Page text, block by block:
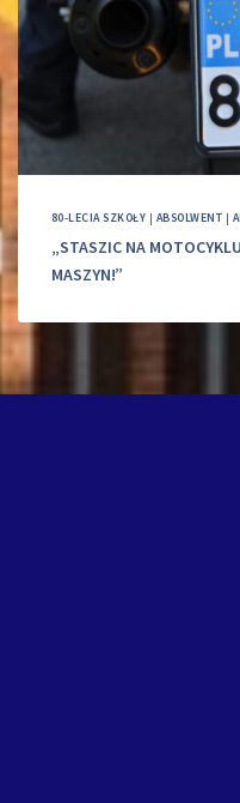
80-LECIA SZKOŁY | ABSOLWENT |
„STASZIC NA
MASZYN!”